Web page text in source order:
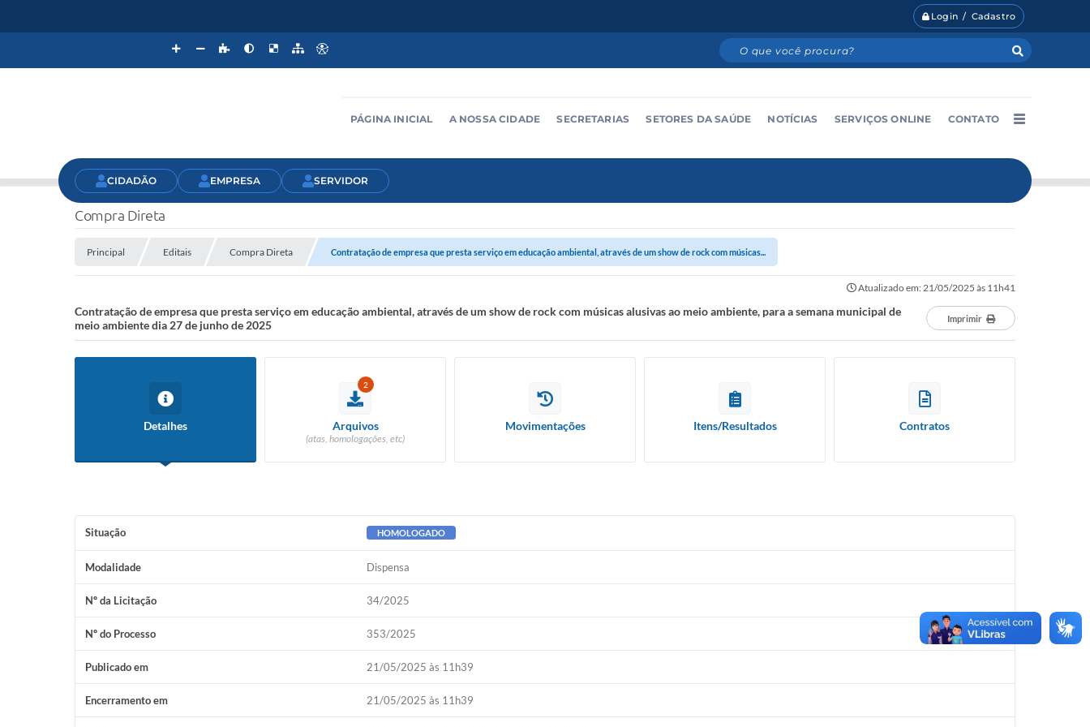
Login / Cadastro
PÁGINA INICIAL A NOSSA CIDADE SECRETARIAS SETORES DA SAÚDE NOTÍCIAS SERVIÇOS ONLINE CONTATO
CIDADÃO EMPRESA SERVIDOR
Compra Direta
Principal Editais Compra Direta Contratação de empresa que presta serviço em educação ambiental, através de um show de rock com músicas...
Atualizado em: 21/05/2025 às 11h41
Contratação de empresa que presta serviço em educação ambiental, através de um show de rock com músicas alusivas ao meio ambiente, para a semana municipal de
meio ambiente dia 27 de junho de 2025
Imprimir
Detalhes
2
Arquivos
(atas, homologações, etc)
Movimentações Itens/Resultados Contratos
Situação HOMOLOGADO
Modalidade Dispensa
Nº da Licitação 34/2025
Nº do Processo 353/2025
Publicado em 21/05/2025 às 11h39
Encerramento em 21/05/2025 às 11h39